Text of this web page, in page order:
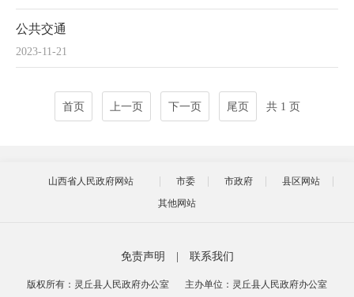
2023-11-21
公共交通
首页 上一页 下一页 尾页 共 1 页
山西省人民政府网站 市委 市政府
县区网站
其他网站
免责声明 联系我们
版权所有：灵丘县人民政府办公室 主办单位：灵丘县人民政府办公室